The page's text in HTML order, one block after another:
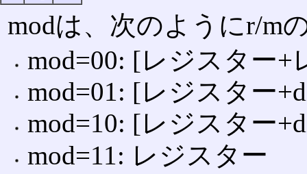
modは、次のようにr/m
mod=00: [レジスター+
mod=01: [レジスター
mod=10: [レジスター
mod=11: レジスター